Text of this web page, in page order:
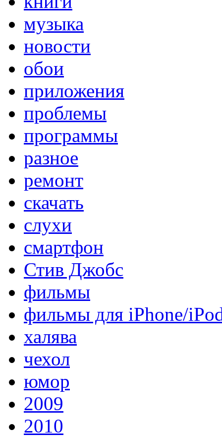
музыка
новости
обои
приложения
проблемы
программы
разное
ремонт
скачать
слухи
смартфон
Стив Джобс
фильмы
фильмы для iPhone/
халява
чехол
юмор
2009
2010